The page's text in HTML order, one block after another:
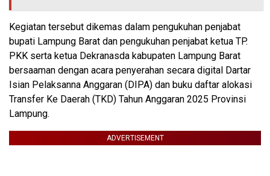
Kegiatan tersebut dikemas dalam pengukuhan penjabat
bupati Lampung Barat dan pengukuhan penjabat ketua TP.
PKK serta ketua Dekranasda kabupaten Lampung Barat
bersaaman dengan acara penyerahan secara digital Dartar
Isian Pelaksanna Anggaran (DIPA) dan buku daftar alokasi
Transfer Ke Daerah (TKD) Tahun Anggaran 2025 Provinsi
Lampung.
ADVERTISEMENT